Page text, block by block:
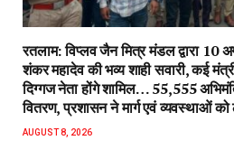
रतलाम: विप्लव जैन मित्र मंडल द्वारा 10
शंकर महादेव की भव्य शाही सवारी, कई
दिग्गज नेता होंगे शामिल… 55,555
वितरण, प्रशासन ने मार्ग एवं व्यवस्थाओं को
AUGUST 8, 2026